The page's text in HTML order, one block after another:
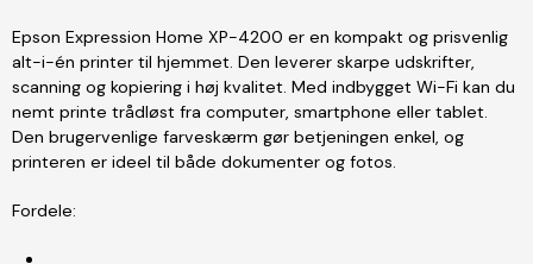
Epson Expression Home XP-4200 er en kompakt og prisvenlig
alt-i-én printer til hjemmet. Den leverer skarpe udskrifter,
scanning og kopiering i høj kvalitet. Med indbygget Wi-Fi kan du
nemt printe trådløst fra computer, smartphone eller tablet.
Den brugervenlige farveskærm gør betjeningen enkel, og
printeren er ideel til både dokumenter og fotos.
Fordele: